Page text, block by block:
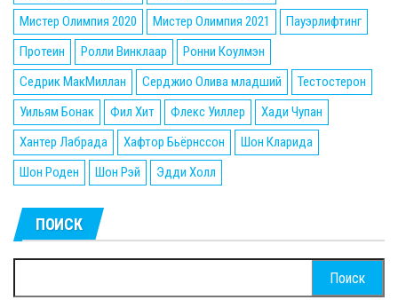
Мистер Олимпия 2020
Мистер Олимпия 2021
Пауэрлифтинг
Протеин
Ролли Винклаар
Ронни Коулмэн
Седрик МакМиллан
Серджио Олива младший
Тестостерон
Уильям Бонак
Фил Хит Флекс Уиллер
Хади Чупан
Хантер Лабрада
Хафтор Бьёрнссон
Шон Кларида
Шон Роден
Шон Рэй Эдди Холл
ПОИСК